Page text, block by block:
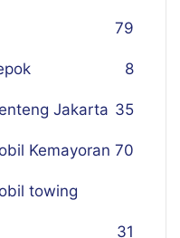
79
8
Jakarta 35
Kemayoran 70
towing
31